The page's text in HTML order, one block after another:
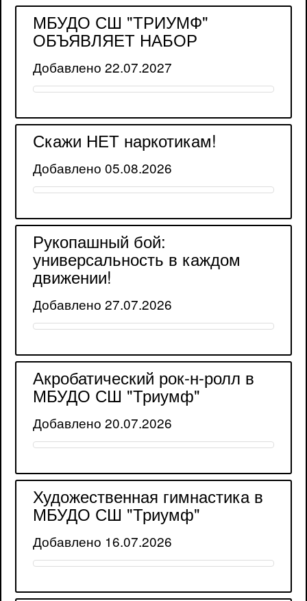
МБУДО СШ "ТРИУМФ"
ОБЪЯВЛЯЕТ НАБОР
Добавлено 22.07.2027
Скажи НЕТ наркотикам!
Добавлено 05.08.2026
Рукопашный бой:
универсальность в каждом
движении!
Добавлено 27.07.2026
Акробатический рок-н-ролл в
МБУДО СШ "Триумф"
Добавлено 20.07.2026
Художественная гимнастика в
МБУДО СШ "Триумф"
Добавлено 16.07.2026